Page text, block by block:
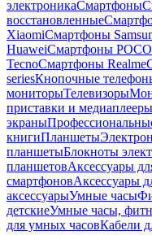
электроникаСмартфоны
восстановленные
XiaomiСмартфоны
HuaweiСмартфоны POCO
TecnoСмартфоны Realme
seriesКнопочные
мониторыТелевизоры
приставки и медиаплееры
экраны
книгиПланшеты
планшетыБлокноты
планшетовАксессуары
смартфоновАксессуары
аксессуарыУмные часы
детскиеУмные часы,
для умных часовКабели